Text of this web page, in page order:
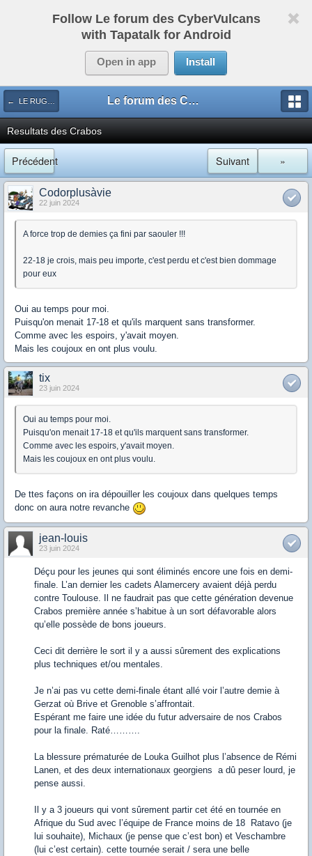
Follow Le forum des CyberVulcans
with Tapatalk for Android
Open in app Install
← LE RUGBY DE CHEZ NOUS Le forum des CyberVulcans
Resultats des Crabos
Précédent »
Suivant
Codorplusàvie
22 juin 2024
A force trop de demies ça fini par saouler !!!
22-18 je crois, mais peu importe, c'est perdu et c'est bien dommage
pour eux
Oui au temps pour moi.
Puisqu'on menait 17-18 et qu'ils marquent sans transformer.
Comme avec les espoirs, y'avait moyen.
Mais les coujoux en ont plus voulu.
tix
23 juin 2024
Oui au temps pour moi.
Puisqu'on menait 17-18 et qu'ils marquent sans transformer.
Comme avec les espoirs, y'avait moyen.
Mais les coujoux en ont plus voulu.
De ttes façons on ira dépouiller les coujoux dans quelques temps
donc on aura notre revanche
jean-louis
23 juin 2024
Déçu pour les jeunes qui sont éliminés encore une fois en demi-
finale. L’an dernier les cadets Alamercery avaient déjà perdu
contre Toulouse. Il ne faudrait pas que cette génération devenue
Crabos première année s’habitue à un sort défavorable alors
qu’elle possède de bons joueurs.
Ceci dit derrière le sort il y a aussi sûrement des explications
plus techniques et/ou mentales.
Je n’ai pas vu cette demi-finale étant allé voir l’autre demie à
Gerzat où Brive et Grenoble s’affrontait.
Espérant me faire une idée du futur adversaire de nos Crabos
pour la finale. Raté……….
La blessure prématurée de Louka Guilhot plus l’absence de Rémi
Lanen, et des deux internationaux georgiens a dû peser lourd, je
pense aussi.
Il y a 3 joueurs qui vont sûrement partir cet été en tournée en
Afrique du Sud avec l’équipe de France moins de 18 Ratavo (je
lui souhaite), Michaux (je pense que c’est bon) et Veschambre
(lui c’est certain). cette tournée serait / sera une belle